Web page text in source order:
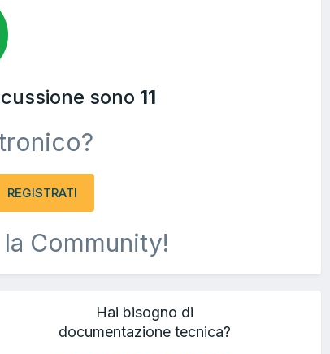
sono 11
REGISTRATI
Community!
Hai bisogno di
documentazione tecnica?